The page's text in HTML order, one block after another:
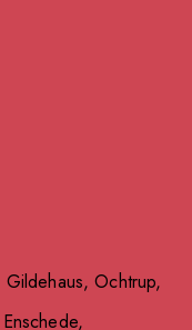
Gildehaus,Ochtrup,
Enschede,